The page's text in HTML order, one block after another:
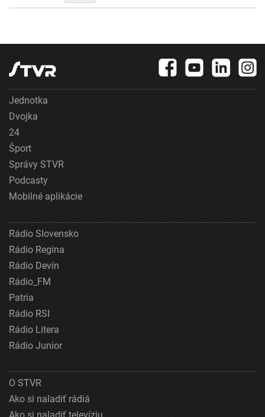
Jednotka
Dvojka
24
Šport
Správy STVR
Podcasty
Mobilné aplikácie
Rádio Slovensko
Rádio Regina
Rádio Devín
Rádio_FM
Patria
Rádio RSI
Rádio Litera
Rádio Junior
O STVR
Ako si naladiť rádiá